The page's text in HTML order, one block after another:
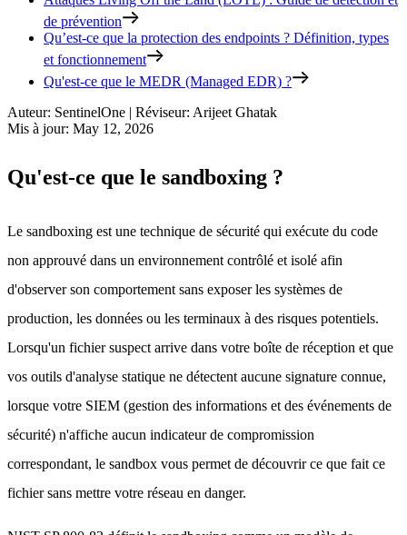
de prévention
Qu’est-ce que la protection des endpoints ? Définition, types
et fonctionnement
Qu'est-ce que le MEDR (Managed EDR) ?
Auteur: SentinelOne | Réviseur: Arijeet Ghatak
Mis à jour: May 12, 2026
Qu'est-ce que le sandboxing ?
Le sandboxing est une technique de sécurité qui exécute du code
non approuvé dans un environnement contrôlé et isolé afin
d'observer son comportement sans exposer les systèmes de
production, les données ou les terminaux à des risques potentiels.
Lorsqu'un fichier suspect arrive dans votre boîte de réception et que
vos outils d'analyse statique ne détectent aucune signature connue,
lorsque votre SIEM (gestion des informations et des événements de
sécurité) n'affiche aucun indicateur de compromission
correspondant, le sandbox vous permet de découvrir ce que fait ce
fichier sans mettre votre réseau en danger.